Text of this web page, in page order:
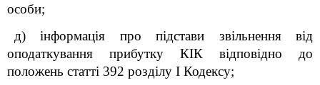
особи;
д) інформація про підстави звільнення від
оподаткування прибутку КІК відповідно до
положень статті 392 розділу I Кодексу;